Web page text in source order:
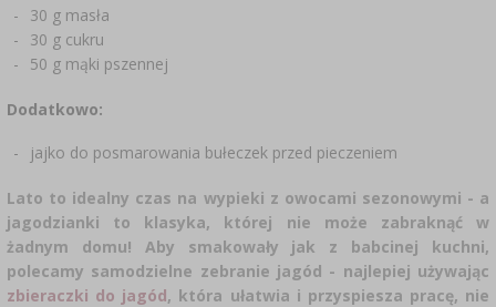
AKCESORIA DO PEKLOWANIA
NICI, SZNURKI, SIATKI
OSŁONKI
JELITA
ROZDRABNIARKI
FILTROWANIE
KORKOWANIE ›
AKCESORIA WINIARSKIE ›
KULTURY BAKTERII
JOGURTOWNICE
PRZYPRAWY
KAPSLOWNICE
BUTELKI
BADANIA PIWA
SZYBKOWARY
ETYKIETY
ZAKRĘTKI
BECZKI I KARAFKI
VYPITO
DROŻDŻE GORZELNICZE
WĘGIEL AKTYWNY
NACZYNIA ŻELIWNE
PALENISKA
PRZECHOWYWANIE ›
MŁYNKI I MOŹDZIERZE ›
30 g masła
30 g cukru
50 g mąki pszennej
Dodatkowo:
jajko do posmarowania bułeczek przed pieczeniem
Lato to idealny czas na wypieki z owocami sezonowymi - a
jagodzianki to klasyka, której nie może zabraknąć w
żadnym domu! Aby smakowały jak z babcinej kuchni,
polecamy samodzielne zebranie jagód - najlepiej używając
zbieraczki do jagód, która ułatwia i przyspiesza pracę, nie